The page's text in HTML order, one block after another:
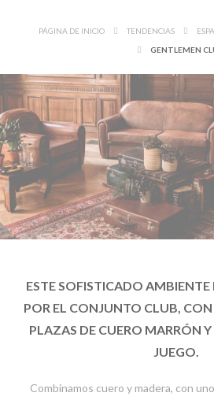
PÁGINA DE INICIO TENDENCIAS
GENTLEMEN
ESTE SOFISTICADO
POR EL CONJUNTO CLUB, CON
PLAZAS DE CUERO MARRÓN
JUEGO.
Combinamos cuero y madera, con